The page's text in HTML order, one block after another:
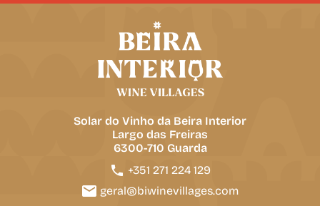
Solar do Vinho da Beira Interior
Largo das Freiras
6300-710 Guarda
+351 271 224 129
geral@biwinevillages.com